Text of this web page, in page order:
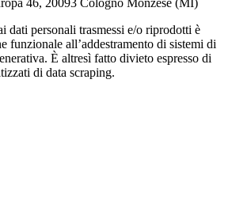
46, 20093 Cologno Monzese (MI)
dati personali trasmessi e/o riprodotti è
funzionale all’addestramento di sistemi di
È altresì fatto divieto espresso di
di data scraping.